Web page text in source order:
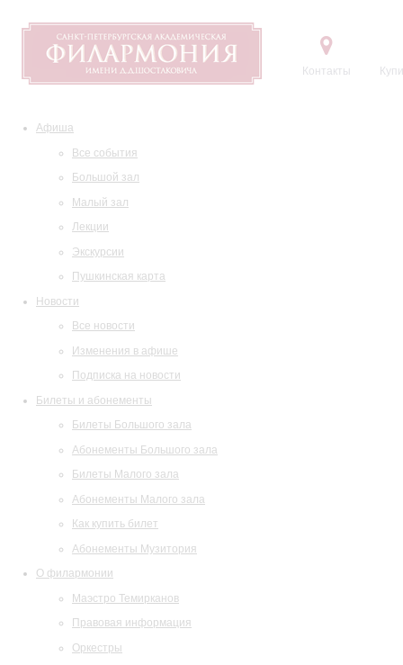
Контакты
Афиша
Все события
Большой зал
Малый зал
Лекции
Экскурсии
Пушкинская карта
Новости
Все новости
Изменения в афише
Подписка на новости
Билеты и абонементы
Билеты Большого зала
Абонементы Большого зала
Билеты Малого зала
Абонементы Малого зала
Как купить билет
Абонементы Музитория
О филармонии
Маэстро Темирканов
Правовая информация
Оркестры